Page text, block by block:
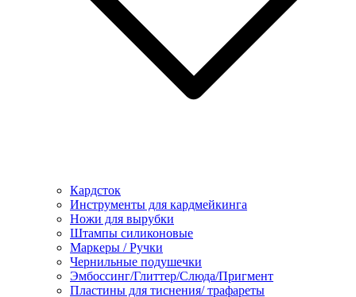
Кардсток
Инструменты для кардмейкинга
Ножи для вырубки
Штампы силиконовые
Маркеры / Ручки
Чернильные подушечки
Эмбоссинг/Глиттер/Слюда/Пригмент
Пластины для тиснения/ трафареты